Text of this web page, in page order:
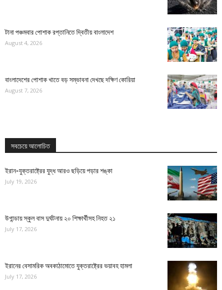
টানা পঞ্চমবার পোশাক রপ্তানিতে দ্বিতীয় বাংলাদেশ
August 4, 2026
বাংলাদেশের পোশাক খাতে বড় সম্ভাবনা দেখছে দক্ষিণ কোরিয়া
August 7, 2026
সবচেয়ে আলোচিত
ইরান-যুক্তরাষ্ট্রের যুদ্ধ আরও ছড়িয়ে পড়ার শঙ্কা
July 19, 2026
উগান্ডায় স্কুল বাস দুর্ঘটনায় ২০ শিক্ষার্থীসহ নিহত ২১
July 17, 2026
ইরানের বেসামরিক অবকাঠামোতে যুক্তরাষ্ট্রের ভয়াবহ হামলা
July 17, 2026